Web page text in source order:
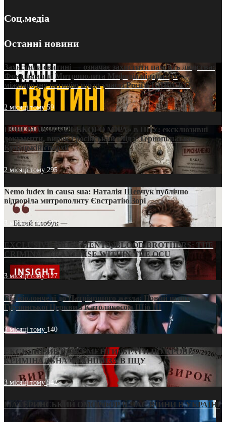
Соц.медіа
Останні новини
Захистити святині — означає захистити пам’ять людства:
Фонд пам’яті Митрополита Мефодія підтримує
міжнародну петицію щодо участі Росії в ЮНЕСКО
2 місяці тому59
ПРИСМАК «РУССЬКОГО МІРА» в ПЦУ: ексклюзивні
документи, вирок і російський слід у Тернопільсько-
Бучацькій єпархії
2 місяці тому 295
Nemo iudex in causa sua: Наталія Шевчук публічно
відповіла митрополиту Євстратію Зорі
3 місяці тому213
EXCLUSIVE (DOCUMENTS)/BLOOD BROTHERS: THE
CRIMINAL FRANCHISE WITHIN THE OCU
3 місяці тому127
Від віолончелі до Патріаршого жезла: Новий шлях
Грузинської Церкви з Католикосом Шіо III
3 місяці тому 140
ЕКСКЛЮЗИВ (ДОКУМЕНТИ)/БРАТИ ПО КРОВІ:
КРИМІНАЛЬНА ФРАНШИЗА В ПЦУ
3 місяці тому542
МАТЕРИНСЬКИЙ ОМОРФОР В ЧАС ВІЙНИ В УКРАЇНІ